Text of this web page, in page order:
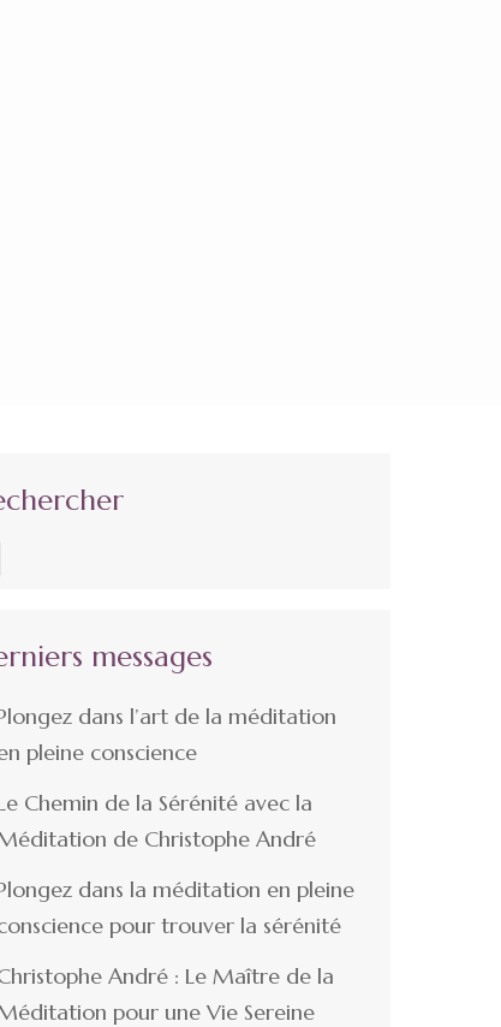
messages
dans l’art de la méditation
pleine conscience
Chemin de la Sérénité avec la
de Christophe André
dans la méditation en pleine
pour trouver la sérénité
André : Le Maître de la
pour une Vie Sereine